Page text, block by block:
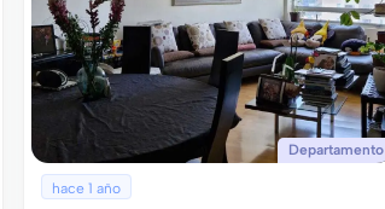
Departamento
hace 1 año